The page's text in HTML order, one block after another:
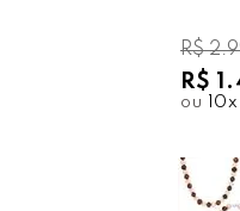
R$
R$
ou 10x